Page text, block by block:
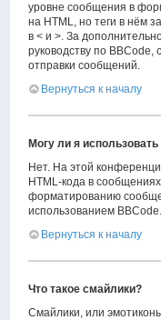
уровне сообщения в
на HTML, но теги в нём
в < и >. За
руководству по
отправки сообщений.
Вернуться к началу
Могу ли я использовать
Нет. На этой
HTML-кода в
форматированию
использованием BBCode.
Вернуться к началу
Что такое смайлики?
Смайлики, или